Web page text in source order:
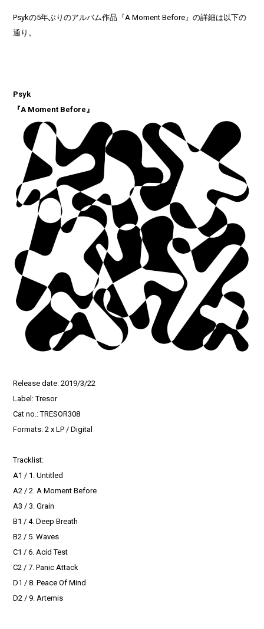
Psykの5年ぶりのアルバム作品『A Moment Before』の詳細は以下の
通り。
Psyk
『A Moment Before』
Release date: 2019/3/22
Label: Tresor
Cat no.: TRESOR308
Formats: 2 x LP / Digital
Tracklist:
A1 / 1. Untitled
A2 / 2. A Moment Before
A3 / 3. Grain
B1 / 4. Deep Breath
B2 / 5. Waves
C1 / 6. Acid Test
C2 / 7. Panic Attack
D1 / 8. Peace Of Mind
D2 / 9. Artemis